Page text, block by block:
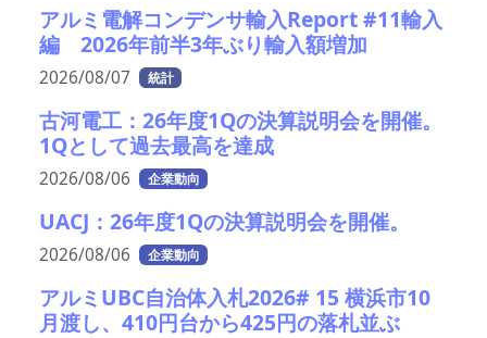
アルミ電解コンデンサ輸入Report #11輸入
編 2026年前半3年ぶり輸入額増加
2026/08/07 統計
古河電工：26年度1Qの決算説明会を開催。
1Qとして過去最高を達成
2026/08/06 企業動向
UACJ：26年度1Qの決算説明会を開催。
2026/08/06 企業動向
アルミUBC自治体入札2026# 15 横浜市10
月渡し、410円台から425円の落札並ぶ